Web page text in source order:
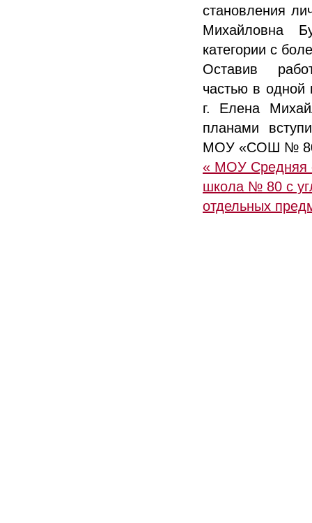
становления
Михайловна
категории с
Оставив
частью в одной
г. Елена
планами
МОУ «СОШ №
« МОУ Средняя
школа № 80 с
отдельных